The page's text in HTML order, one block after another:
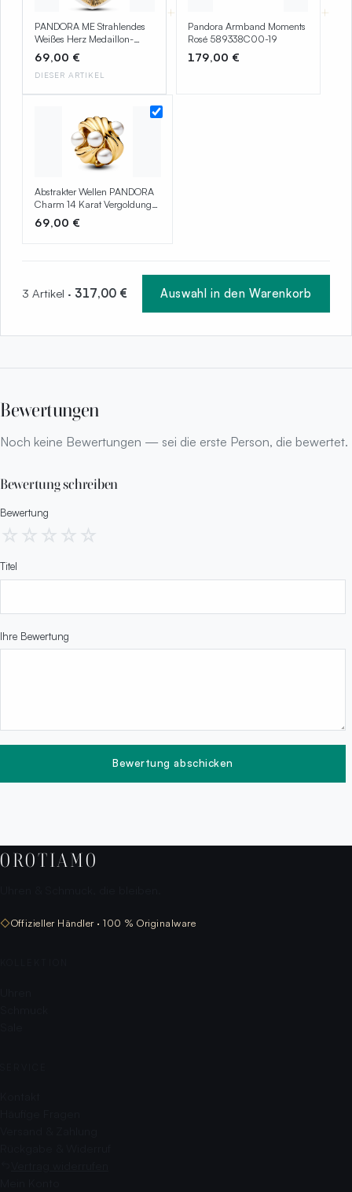
PANDORA ME Strahlendes
Weißes Herz Medaillon-
Charm mit 14k vergoldeter
Metalllegierung und
Zirkonia, Kompatibel ME
69,00 €
DIESER ARTIKEL
+
Pandora Armband Moments
Rosé 589338C00-19
179,00 €
+
Abstrakter Wellen PANDORA
Charm 14 Karat Vergoldung
763915C01
69,00 €
3 Artikel · 317,00 € Auswahl in den Warenkorb
Bewertungen
Noch keine Bewertungen — sei die erste Person, die bewertet.
Bewertung schreiben
Bewertung
☆ ☆ ☆ ☆ ☆
Titel
Ihre Bewertung
Bewertung abschicken
OROTIAMO
◇Offizieller Händler · 100 % Originalware